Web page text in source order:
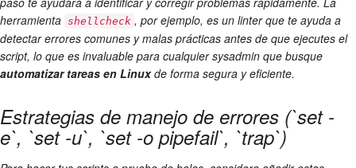
herramienta shellcheck , por ejemplo, es un linter que te ayuda a
detectar errores comunes y malas prácticas antes de que ejecutes el
script, lo que es invaluable para cualquier sysadmin que busque
automatizar tareas en Linuxde forma segura y eficiente.
Estrategias de manejo de errores (`set -
e`, `set -u`, `set -o pipefail`, `trap`)